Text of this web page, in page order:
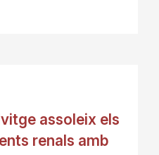
assoleix els
renals amb